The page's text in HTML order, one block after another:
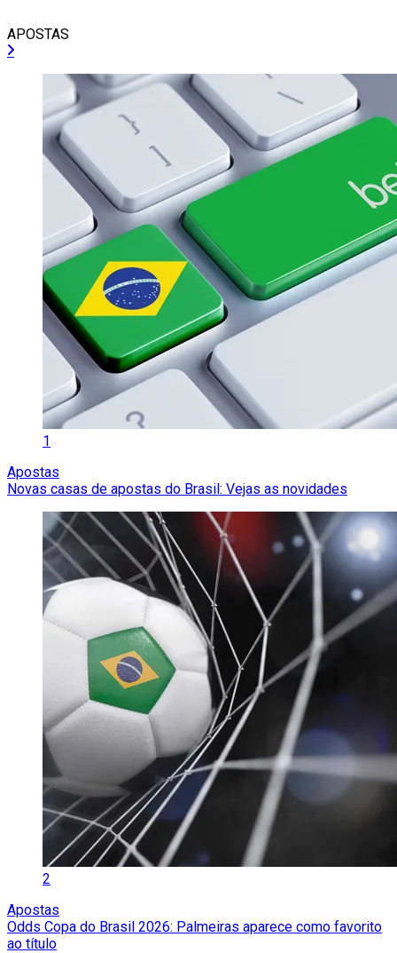
APOSTAS
1
Apostas
Novas casas de apostas do Brasil: Vejas as novidades
2
Apostas
Odds Copa do Brasil 2026: Palmeiras aparece como favorito
ao título